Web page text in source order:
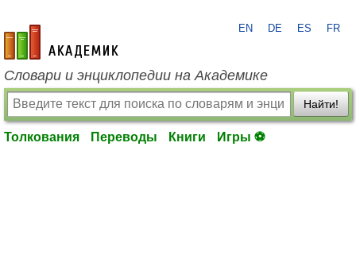
academic.ru
EN DE ES FR
Словари и энциклопедии на Академике
Найти!
Толкования Переводы Книги Игры ⚽